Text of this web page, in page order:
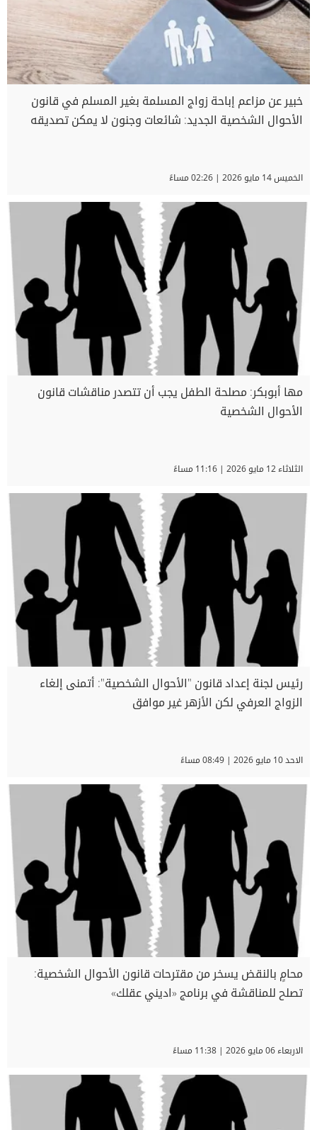
خبير عن مزاعم إباحة زواج المسلمة بغير المسلم في قانون
الأحوال الشخصية الجديد: شائعات وجنون لا يمكن تصديقه
الخميس 14 مايو 2026 | 02:26 مساءً
مها أبوبكر: مصلحة الطفل يجب أن تتصدر مناقشات قانون
الأحوال الشخصية
الثلاثاء 12 مايو 2026 | 11:16 مساءً
رئيس لجنة إعداد قانون "الأحوال الشخصية": أتمنى إلغاء
الزواج العرفي لكن الأزهر غير موافق
الاحد 10 مايو 2026 | 08:49 مساءً
محامٍ بالنقض يسخر من مقترحات قانون الأحوال الشخصية:
تصلح للمناقشة في برنامج «اديني عقلك»
الاربعاء 06 مايو 2026 | 11:38 مساءً